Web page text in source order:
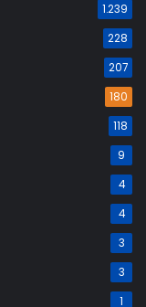
1.239
228
207
180
118
9
4
4
3
3
1